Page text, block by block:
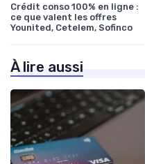
Crédit conso 100% en ligne :
ce que valent les offres
Younited, Cetelem, Sofinco
À lire aussi